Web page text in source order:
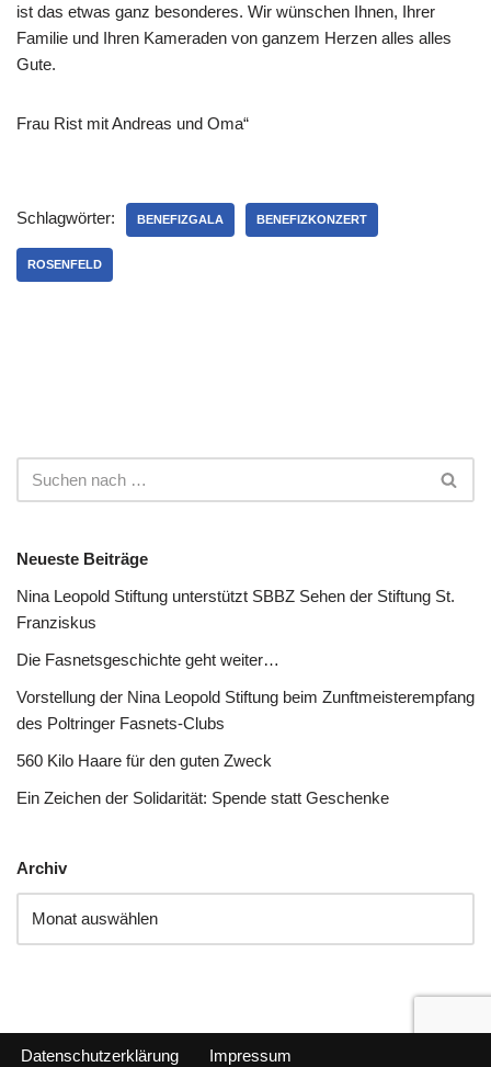
ist das etwas ganz besonderes. Wir wünschen Ihnen, Ihrer
Familie und Ihren Kameraden von ganzem Herzen alles alles
Gute.
Frau Rist mit Andreas und Oma“
Schlagwörter: BENEFIZGALA BENEFIZKONZERT
ROSENFELD
Neueste Beiträge
Nina Leopold Stiftung unterstützt SBBZ Sehen der Stiftung St.
Franziskus
Die Fasnetsgeschichte geht weiter…
Vorstellung der Nina Leopold Stiftung beim Zunftmeisterempfang
des Poltringer Fasnets-Clubs
560 Kilo Haare für den guten Zweck
Ein Zeichen der Solidarität: Spende statt Geschenke
Archiv
Datenschutzerklärung Impressum